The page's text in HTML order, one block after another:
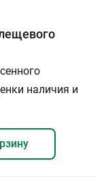
наличия и